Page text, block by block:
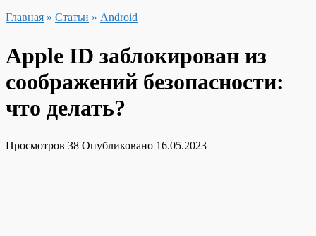
Главная » Статьи » Android
Apple ID заблокирован из
соображений безопасности:
что делать?
Просмотров 38 Опубликовано 16.05.2023